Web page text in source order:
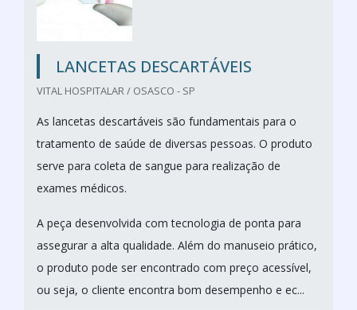
LANCETAS DESCARTÁVEIS
VITAL HOSPITALAR / OSASCO - SP
As lancetas descartáveis são fundamentais para o
tratamento de saúde de diversas pessoas. O produto
serve para coleta de sangue para realização de
exames médicos.
A peça desenvolvida com tecnologia de ponta para
assegurar a alta qualidade. Além do manuseio prático,
o produto pode ser encontrado com preço acessível,
ou seja, o cliente encontra bom desempenho e ec...